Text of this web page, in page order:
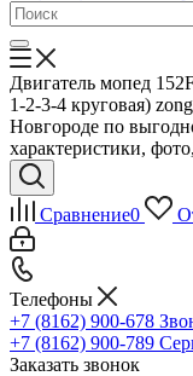
Двигатель мопед
1-2-3-4 круговая)
Новгороде по
характеристики,
Сравнение0
Телефоны
+7 (8162) 900-678
+7 (8162) 900-789
Заказать звонок